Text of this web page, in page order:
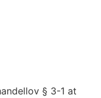
§ 3-1 at